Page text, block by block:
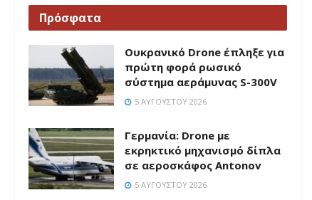
Πρόσφατα
Ουκρανικό Drone έπληξε για
πρώτη φορά ρωσικό
σύστημα αεράμυνας S-300V
5 ΑΥΓΟΎΣΤΟΥ 2026
Γερμανία: Drone με
εκρηκτικό μηχανισμό δίπλα
σε αεροσκάφος Antonov
5 ΑΥΓΟΎΣΤΟΥ 2026